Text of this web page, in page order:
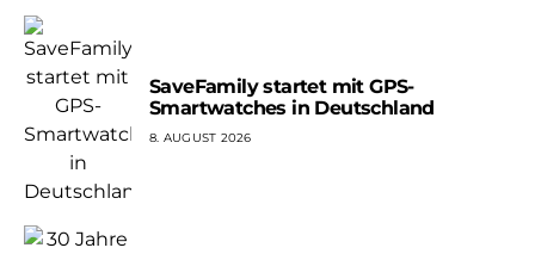
SaveFamily startet mit GPS-
Smartwatches in Deutschland
8. AUGUST 2026